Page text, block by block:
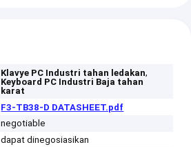
Klavye PC Industri tahan ledakan,
Keyboard PC Industri Baja tahan
karat
F3-TB38-D DATASHEET.pdf
negotiable
dapat dinegosiasikan